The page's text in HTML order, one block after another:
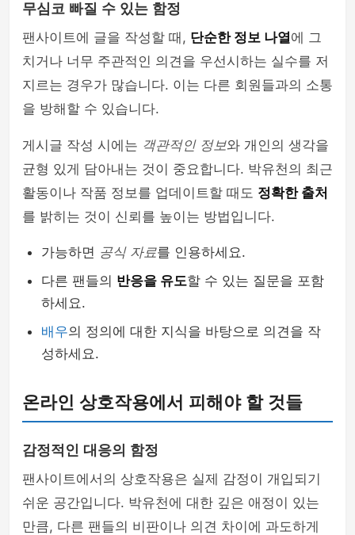
무심코 빠질 수 있는 함정
팬사이트에 글을 작성할 때, 단순한 정보 나열에 그
치거나 너무 주관적인 의견을 우선시하는 실수를 저
지르는 경우가 많습니다. 이는 다른 회원들과의 소통
을 방해할 수 있습니다.
게시글 작성 시에는 객관적인 정보와 개인의 생각을
균형 있게 담아내는 것이 중요합니다. 박유천의 최근
활동이나 작품 정보를 업데이트할 때도 정확한 출처
를 밝히는 것이 신뢰를 높이는 방법입니다.
가능하면 공식 자료를 인용하세요.
다른 팬들의 반응을 유도할 수 있는 질문을 포함
하세요.
배우의 정의에 대한 지식을 바탕으로 의견을 작
성하세요.
온라인 상호작용에서 피해야 할 것들
감정적인 대응의 함정
팬사이트에서의 상호작용은 실제 감정이 개입되기
쉬운 공간입니다. 박유천에 대한 깊은 애정이 있는
만큼, 다른 팬들의 비판이나 의견 차이에 과도하게